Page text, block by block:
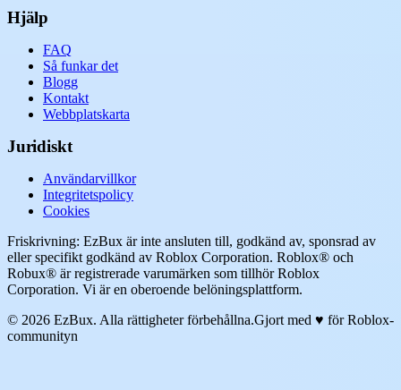
Hjälp
FAQ
Så funkar det
Blogg
Kontakt
Webbplatskarta
Juridiskt
Användarvillkor
Integritetspolicy
Cookies
Friskrivning: EzBux är inte ansluten till, godkänd av, sponsrad av
eller specifikt godkänd av Roblox Corporation. Roblox® och
Robux® är registrerade varumärken som tillhör Roblox
Corporation. Vi är en oberoende belöningsplattform.
© 2026 EzBux. Alla rättigheter förbehållna.Gjort med ♥ för Roblox-
communityn